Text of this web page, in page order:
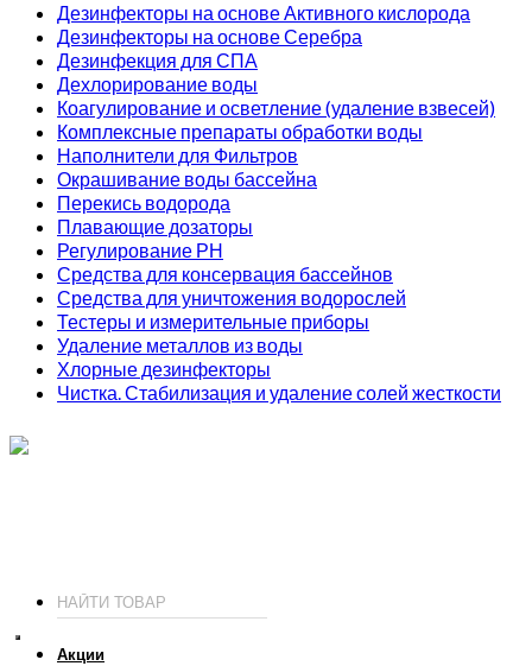
Дезинфекторы на основе Активного кислорода
Дезинфекторы на основе Серебра
Дезинфекция для СПА
Дехлорирование воды
Коагулирование и осветление (удаление взвесей)
Комплексные препараты обработки воды
Наполнители для Фильтров
Окрашивание воды бассейна
Перекись водорода
Плавающие дозаторы
Регулирование РН
Средства для консервация бассейнов
Средства для уничтожения водорослей
Тестеры и измерительные приборы
Удаление металлов из воды
Хлорные дезинфекторы
Чистка. Стабилизация и удаление солей жесткости
Акции